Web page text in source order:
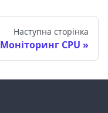
Наступна сторінка
Моніторинг CPU